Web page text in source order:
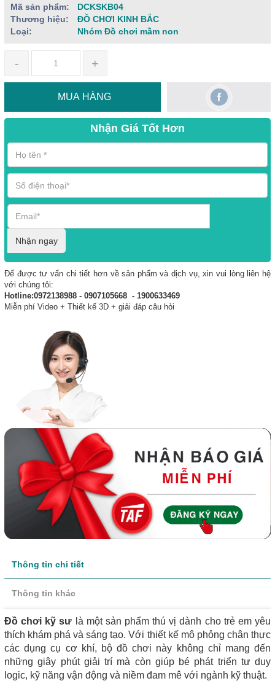
Mã sản phẩm:
DCKSKB04
Thương hiệu:
ĐỒ CHƠI KINH BẮC
Loại:
Nhóm Đồ chơi mầm non
- +
MUA HÀNG
Nhận Giá Tốt Hơn
Nhận ngay
Để được tư vấn chi tiết hơn về sản phẩm và dịch vụ, xin vui lòng liên hệ
với chúng tôi:
Hotline:0972138988 - 0907105668 - 1900633469
Miễn phí Video + Thiết kế 3D + giải đáp câu hỏi
Thông tin chi tiết
Thông tin khác
Đồ chơi kỹ sư là một sản phẩm thú vị dành cho trẻ em yêu
thích khám phá và sáng tạo. Với thiết kế mô phỏng chân thực
các dụng cụ cơ khí, bộ đồ chơi này không chỉ mang đến
những giây phút giải trí mà còn giúp bé phát triển tư duy
logic, kỹ năng vận động và niềm đam mê với ngành kỹ thuật.